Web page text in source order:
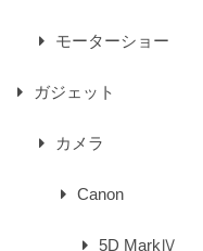
モーターショー
ガジェット
カメラ
Canon
5D MarkⅣ